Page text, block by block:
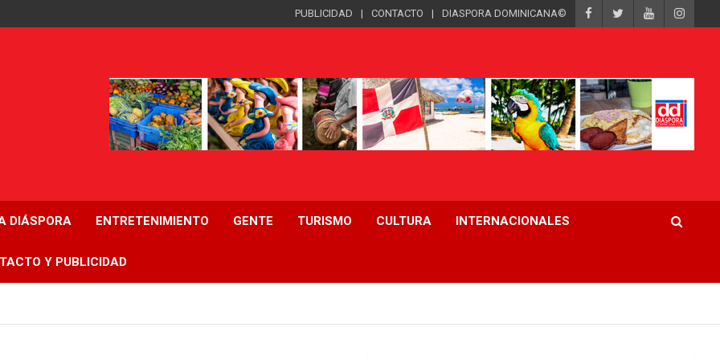
PUBLICIDAD CONTACTO DIASPORA DOMINICANA©
DIÁSPORA ENTRETENIMIENTO GENTE TURISMO CULTURA INTERNACIONALES
Y PUBLICIDAD